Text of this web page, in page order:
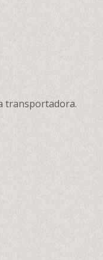
transportadora.